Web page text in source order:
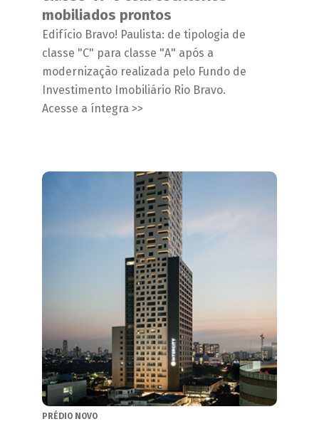
mobiliados prontos
Edifício Bravo! Paulista: de tipologia de
classe "C" para classe "A" após a
modernização realizada pelo Fundo de
Investimento Imobiliário Rio Bravo.
Acesse a íntegra >>
PRÉDIO NOVO